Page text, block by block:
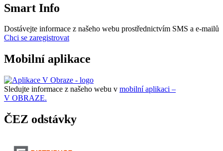
Smart Info
Dostávejte informace z našeho webu prostřednictvím SMS a e-mailů
Chci se zaregistrovat
Mobilní aplikace
Sledujte informace z našeho webu v mobilní aplikaci –
V OBRAZE.
ČEZ odstávky